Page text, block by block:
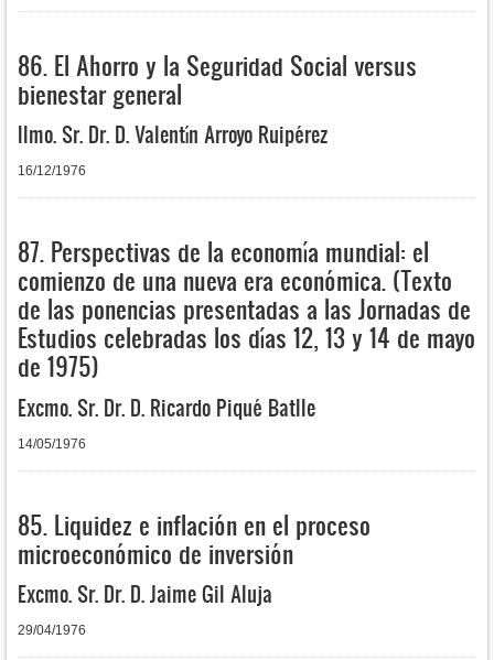
86. El Ahorro y la Seguridad Social versus
bienestar general
Ilmo. Sr. Dr. D. Valentín Arroyo Ruipérez
16/12/1976
87. Perspectivas de la economía mundial: el
comienzo de una nueva era económica. (Texto
de las ponencias presentadas a las Jornadas de
Estudios celebradas los días 12, 13 y 14 de mayo
de 1975)
Excmo. Sr. Dr. D. Ricardo Piqué Batlle
14/05/1976
85. Liquidez e inflación en el proceso
microeconómico de inversión
Excmo. Sr. Dr. D. Jaime Gil Aluja
29/04/1976